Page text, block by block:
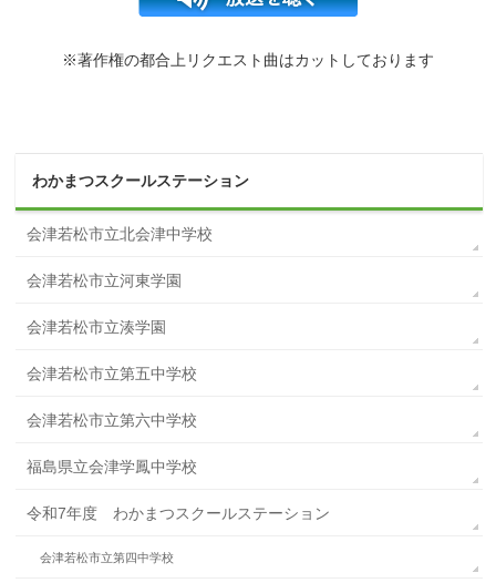
※著作権の都合上リクエスト曲はカットしております
わかまつスクールステーション
会津若松市立北会津中学校
会津若松市立河東学園
会津若松市立湊学園
会津若松市立第五中学校
会津若松市立第六中学校
福島県立会津学鳳中学校
令和7年度 わかまつスクールステーション
会津若松市立第四中学校